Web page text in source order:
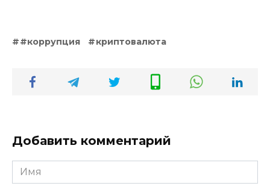
#коррупция криптовалюта
Добавить комментарий
Имя
*